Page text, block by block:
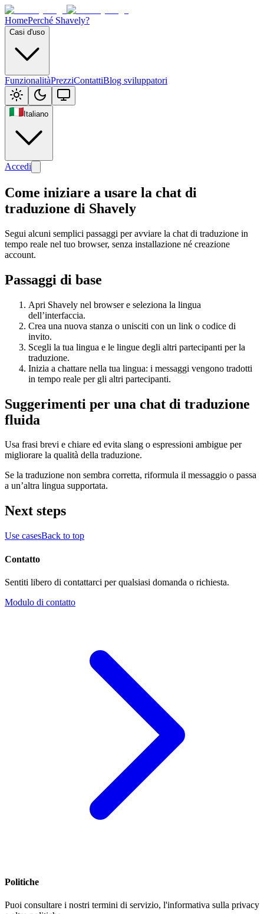
HomePerché Shavely?
Casi d'uso
FunzionalitàPrezziContattiBlog sviluppatori
Italiano
Accedi
Come iniziare a usare la chat di
traduzione di Shavely
Segui alcuni semplici passaggi per avviare la chat di traduzione in
tempo reale nel tuo browser, senza installazione né creazione
account.
Passaggi di base
Apri Shavely nel browser e seleziona la lingua
dell’interfaccia.
Crea una nuova stanza o unisciti con un link o codice di
invito.
Scegli la tua lingua e le lingue degli altri partecipanti per la
traduzione.
Inizia a chattare nella tua lingua: i messaggi vengono tradotti
in tempo reale per gli altri partecipanti.
Suggerimenti per una chat di traduzione
fluida
Usa frasi brevi e chiare ed evita slang o espressioni ambigue per
migliorare la qualità della traduzione.
Se la traduzione non sembra corretta, riformula il messaggio o passa
a un’altra lingua supportata.
Next steps
Use casesBack to top
Contatto
Sentiti libero di contattarci per qualsiasi domanda o richiesta.
Modulo di contatto
Politiche
Puoi consultare i nostri termini di servizio, l'informativa sulla privacy